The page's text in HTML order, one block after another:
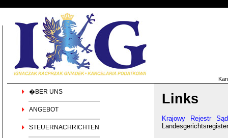
�BER UNS
ANGEBOT
STEUERNACHRICHTEN
Links
Krajowy Rejestr